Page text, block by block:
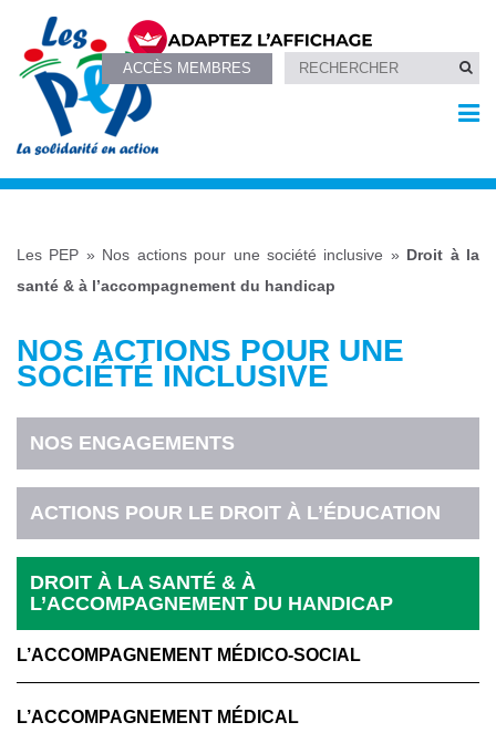
ACCÈS MEMBRES
Les PEP » Nos actions pour une société inclusive » Droit à la
santé & à l’accompagnement du handicap
NOS ACTIONS POUR UNE
SOCIÉTÉ INCLUSIVE
NOS ENGAGEMENTS
ACTIONS POUR LE DROIT À L’ÉDUCATION
DROIT À LA SANTÉ & À
L’ACCOMPAGNEMENT DU HANDICAP
L’ACCOMPAGNEMENT MÉDICO-SOCIAL
L’ACCOMPAGNEMENT MÉDICAL